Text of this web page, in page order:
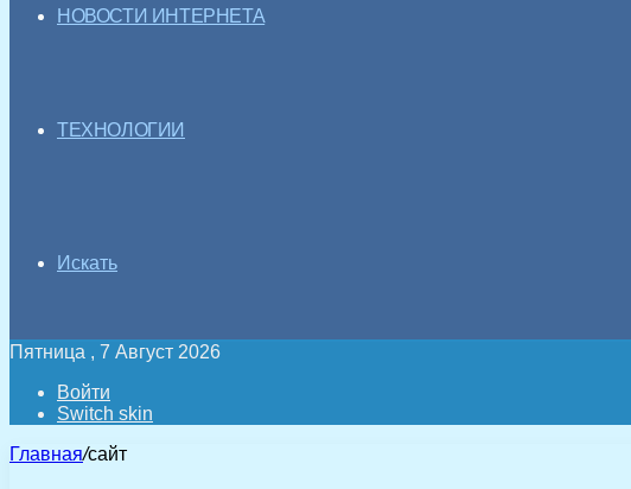
НОВОСТИ ИНТЕРНЕТА
ТЕХНОЛОГИИ
Искать
Пятница , 7 Август 2026
Войти
Switch skin
Главная/сайт